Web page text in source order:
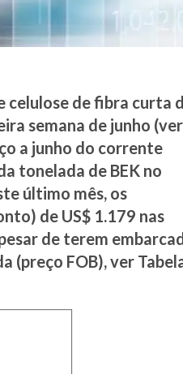
celulose de fibra curta
semana de junho (ver
a junho do corrente
tonelada de BEK no
último mês, os
de US$ 1.179 nas
de terem
(preço FOB), ver